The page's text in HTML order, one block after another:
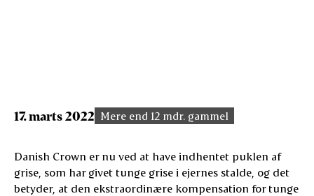
17. marts 2022 Mere end 12 mdr. gammel
Danish Crown er nu ved at have indhentet puklen af
grise, som har givet tunge grise i ejernes stalde, og det
betyder, at den ekstraordinære kompensation for tunge